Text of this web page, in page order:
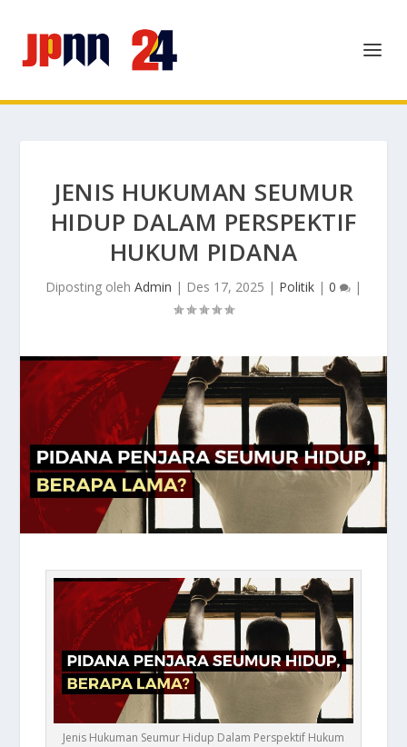
JENIS HUKUMAN SEUMUR
HIDUP DALAM PERSPEKTIF
HUKUM PIDANA
Diposting oleh Admin | Des 17, 2025 | Politik | 0 |
Jenis Hukuman Seumur Hidup Dalam Perspektif Hukum